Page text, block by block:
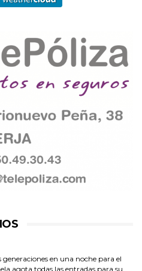
en una noche para el
agota todas las entradas para su